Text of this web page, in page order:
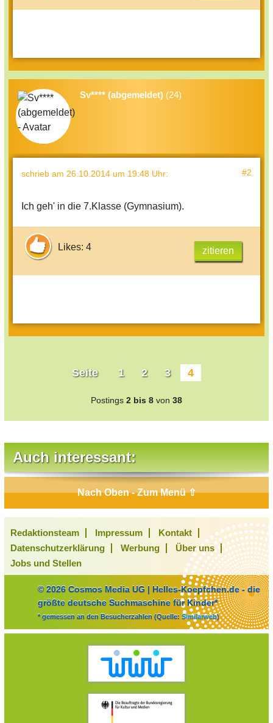
Sv**** (abgemeldet) (24)
schrieb am 26.10.2014 um 19:48 Uhr: #2
Ich geh' in die 7.Klasse (Gymnasium).
Likes: 4 zitieren
Seite 1 2 3 4
Postings 2 bis 8 von 38
Auch interessant:
Nach Oben - Zum Menü ⇧
Redaktionsteam Impressum
Kontakt
Datenschutzerklärung
Werbung
Über uns
Jobs und Stellen
© 2026 Cosmos Media UG | Helles-Koepfchen.de - die
größte deutsche Suchmaschine für Kinder*
* gemessen an den Besucherzahlen (Quelle: Similarweb)